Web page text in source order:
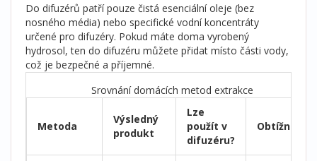
Do difuzérů patří pouze čistá esenciální oleje (bez
nosného média) nebo specifické vodní koncentráty
určené pro difuzéry. Pokud máte doma vyrobený
hydrosol, ten do difuzéru můžete přidat místo části vody,
což je bezpečné a příjemné.
Srovnání domácích metod extrakce
Metoda
Výsledný
produkt
Lze
použít v
difuzéru?
Obtížnost